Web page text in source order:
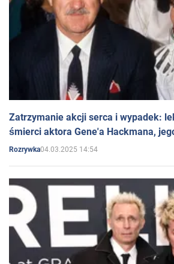
Zatrzymanie akcji serca i wypadek:
śmierci aktora Gene'a Hackmana,
Rozrywka04.03.2025 14:54